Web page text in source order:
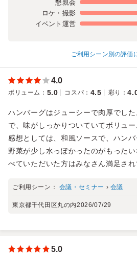
懇親会
ロケ・撮影
イベント運営
ご利用シーン別の評価
4.0
ボリューム ： 5.0 コスパ ： 4.5 彩り ：
ハンバーグはジューシーで肉厚でし
で、味がしっかりついていてボリュ
感想としては、和風ソースで、ハン
野菜が少し水っぽかったのがもった
べていただいた方はみなさん満足され
ご利用シーン： 会議・セミナー › 会議
東京都千代田区丸の内2026/07/29
5.0